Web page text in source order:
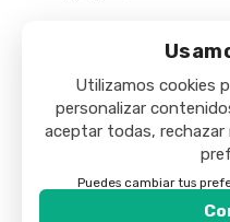
Utilizamos cookies
personalizar
aceptar todas, rechazar
Puedes cambiar tus